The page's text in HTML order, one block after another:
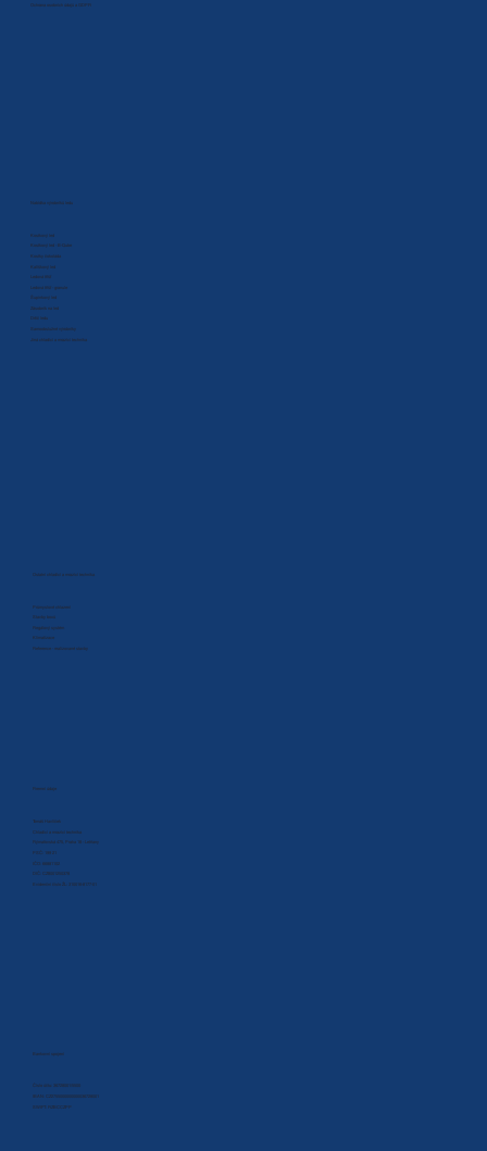
Ochrana osobních údajů a GDPR
Nabídka výrobníků ledu
Kostkový led
Kostkový led - B-Qube
Kostky čokoláda
Kalíškový led
Ledová tříšť
Ledová tříšť - granule
Šupinkový led
Zásobník na led
Drtič ledu
Samoobslužné výrobníky
Jiná chladící a mrazící technika
Ostatní chladící a mrazící technika
Průmyslové chlazení
Stavby boxů
Regálový systém
Klimatizace
Reference - realizované stavby
Firemní údaje
Tomáš Havlíček
Chladící a mrazící technika
Rýmařovská 475, Praha 18 - Letňany
PSČ: 199 21
IČO: 66881102
DIČ: CZ8001250378
Evidenční číslo ŽL: 310016-8177-01
Bankovní spojení
Číslo účtu: 36728001/5500
IBAN: CZ2755000000000036728001
SWIFT: RZBCCZPP